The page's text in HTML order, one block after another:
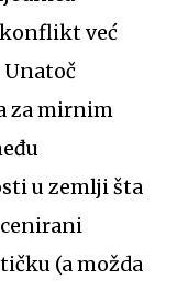
već
za mirnim
u zemlji šta
(a možda